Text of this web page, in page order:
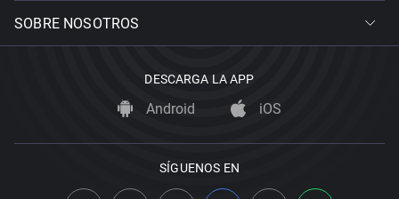
SOBRE NOSOTROS
DESCARGA LA APP
Android iOS
SÍGUENOS EN